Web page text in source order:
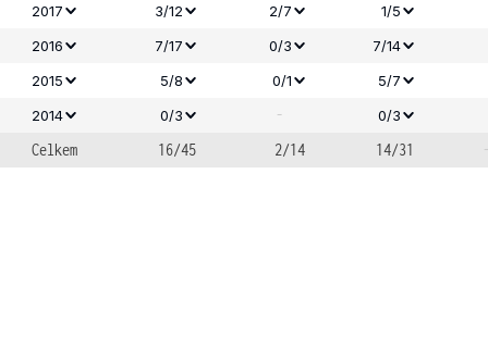
2017
3/12 2/7
1/5
2016
7/17 0/3
7/14
2015
5/8 0/1
5/7
2014
0/3 - 0/3
Celkem 16/45 2/14 14/31